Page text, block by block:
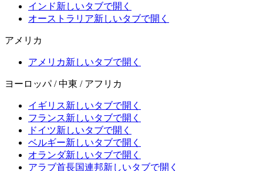
インド新しいタブで開く
オーストラリア新しいタブで開く
アメリカ
アメリカ新しいタブで開く
ヨーロッパ / 中東 / アフリカ
イギリス新しいタブで開く
フランス新しいタブで開く
ドイツ新しいタブで開く
ベルギー新しいタブで開く
オランダ新しいタブで開く
アラブ首長国連邦新しいタブで開く